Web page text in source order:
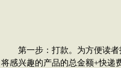
第一步：打款。为方便读者
将感兴趣的产品的总金额+快递